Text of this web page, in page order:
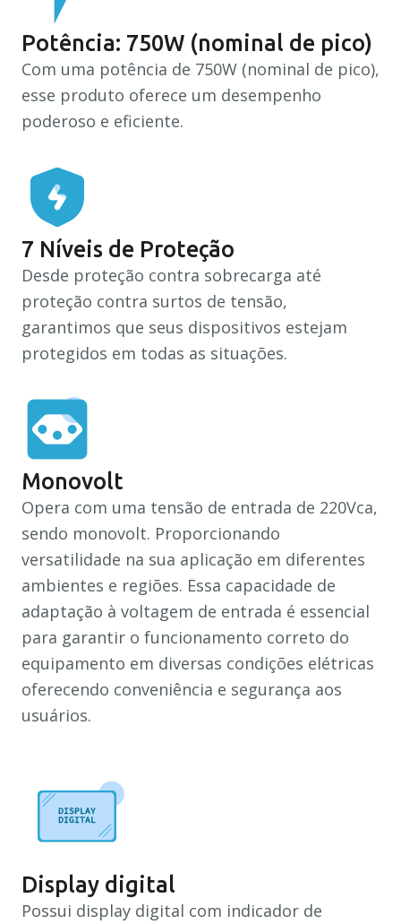
Downloads
Recuperação Judicial
Potência: 750W (nominal de pico)
Com uma potência de 750W (nominal de pico),
esse produto oferece um desempenho
poderoso e eficiente.
7 Níveis de Proteção
Desde proteção contra sobrecarga até
proteção contra surtos de tensão,
garantimos que seus dispositivos estejam
protegidos em todas as situações.
Monovolt
Opera com uma tensão de entrada de 220Vca,
sendo monovolt. Proporcionando
versatilidade na sua aplicação em diferentes
ambientes e regiões. Essa capacidade de
adaptação à voltagem de entrada é essencial
para garantir o funcionamento correto do
equipamento em diversas condições elétricas
oferecendo conveniência e segurança aos
usuários.
Display digital
Possui display digital com indicador de